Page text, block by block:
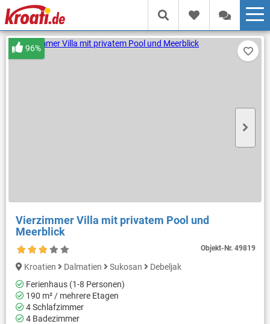
Vierzimmer Villa mit privatem Pool und
Meerblick
Objekt-Nr.49819
96%
Kroatien Dalmatien Sukosan
Debeljak
Ferienhaus (1-8 Personen)
190 m² / mehrere Etagen
4 Schlafzimmer
4 Badezimmer